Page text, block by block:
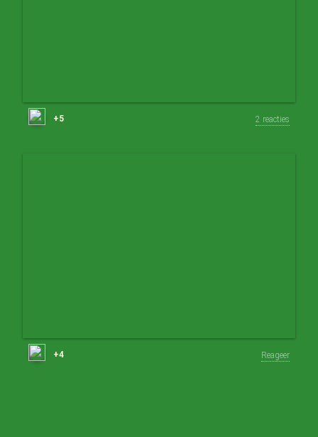
+5 2 reacties
+4 Reageer